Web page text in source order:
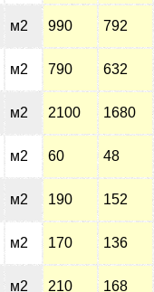
м2 990 792
м2 790 632
м2 2100 1680
м2 60 48
м2 190 152
м2 170 136
м2 210 168